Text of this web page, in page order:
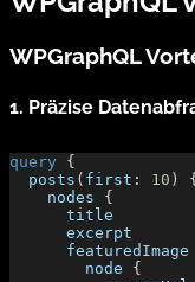
WPGraphQL
1. Präzise
query {
  posts
( first : 10 ) {
    nodes
{
      title
      excerpt
      featuredImage
        node
{